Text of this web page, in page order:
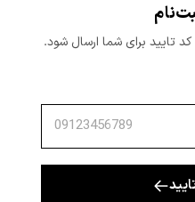
کد تایید برای شما ارسال شود.